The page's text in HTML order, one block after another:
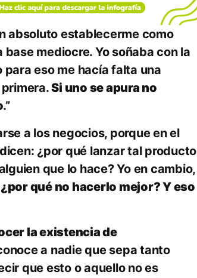
absoluto establecerme como
mediocre. Yo soñaba con la
eso me hacía falta una
primera.Si uno se apura no
.”
a los negocios, porque en el
¿por qué lanzar tal producto
que lo hace? Yo en cambio,
¿por qué no hacerlo mejor? Y eso
la existencia de
a nadie que sepa tanto
que esto o aquello no es